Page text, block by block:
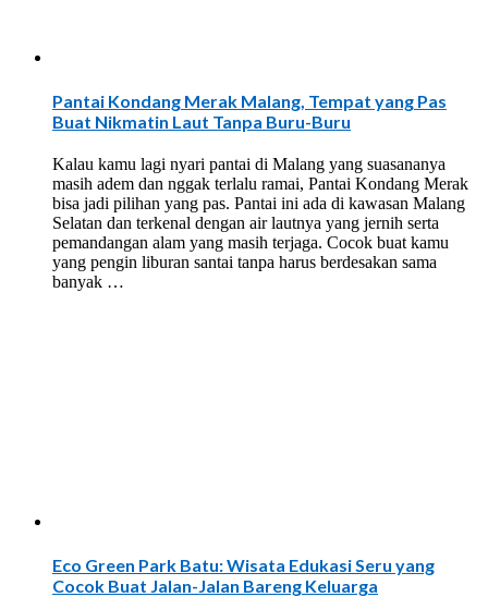
Pantai Kondang Merak Malang, Tempat yang Pas
Buat Nikmatin Laut Tanpa Buru-Buru
Kalau kamu lagi nyari pantai di Malang yang suasananya
masih adem dan nggak terlalu ramai, Pantai Kondang Merak
bisa jadi pilihan yang pas. Pantai ini ada di kawasan Malang
Selatan dan terkenal dengan air lautnya yang jernih serta
pemandangan alam yang masih terjaga. Cocok buat kamu
yang pengin liburan santai tanpa harus berdesakan sama
banyak …
Eco Green Park Batu: Wisata Edukasi Seru yang
Cocok Buat Jalan-Jalan Bareng Keluarga